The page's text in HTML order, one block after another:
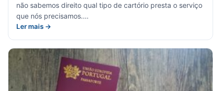
não sabemos direito qual tipo de cartório presta o serviço
que nós precisamos.…
Ler mais →